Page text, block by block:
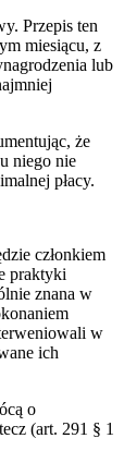
Przepis ten
miesiącu, z
lub
że
niego nie
płacy.
członkiem
praktyki
znana w
w
ich
o
(art. 291 § 1